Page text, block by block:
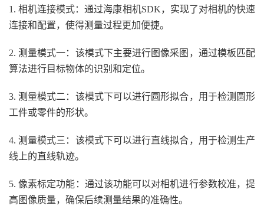
1. 相机连接模式：通过海康相机SDK，实现了对相机的快速
连接和配置，使得测量过程更加便捷。
2. 测量模式一：该模式下主要进行图像采图，通过模板匹配
算法进行目标物体的识别和定位。
3. 测量模式二：该模式下可以进行圆形拟合，用于检测圆形
工件或零件的形状。
4. 测量模式三：该模式下可以进行直线拟合，用于检测生产
线上的直线轨迹。
5. 像素标定功能：通过该功能可以对相机进行参数校准，提
高图像质量，确保后续测量结果的准确性。